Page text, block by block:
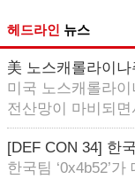
헤드라인 뉴스
美 노스캐롤라이
미국 노스캐롤라
전산망이 마비되
[DEF CON 34] 한
한국팀 ‘0x4b52’